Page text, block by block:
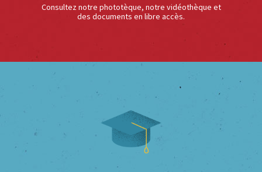
Consultez notre phototèque, notre vidéothèque et
des documents en libre accès.